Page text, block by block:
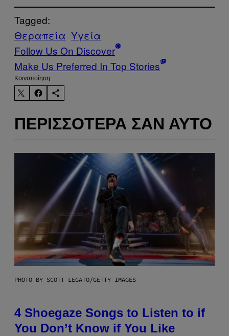
Tagged:
Θεραπεία Υγεία
Follow Us On Discover
Make Us Preferred In Top Stories
Kοινοποίηση
ΠΕΡΙΣΣΌΤΕΡΑ ΣΑΝ ΑΥΤΌ
PHOTO BY SCOTT LEGATO/GETTY IMAGES
4 Shoegaze Songs to Listen to if
You Don’t Know if You Like